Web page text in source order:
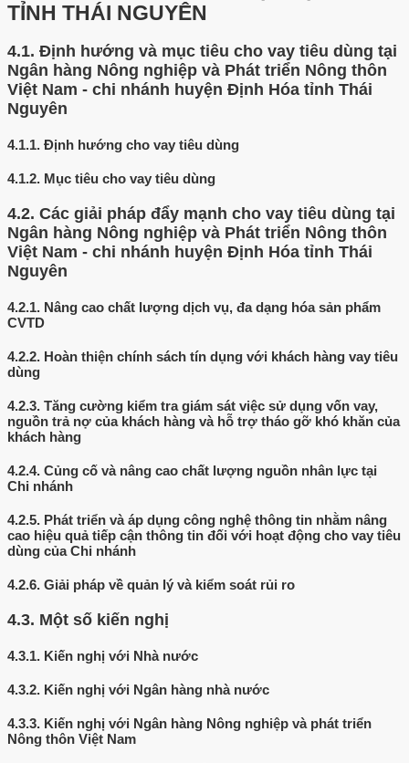
TỈNH THÁI NGUYÊN
4.1. Định hướng và mục tiêu cho vay tiêu dùng tại
Ngân hàng Nông nghiệp và Phát triển Nông thôn
Việt Nam - chi nhánh huyện Định Hóa tỉnh Thái
Nguyên
4.1.1. Định hướng cho vay tiêu dùng
4.1.2. Mục tiêu cho vay tiêu dùng
4.2. Các giải pháp đẩy mạnh cho vay tiêu dùng tại
Ngân hàng Nông nghiệp và Phát triển Nông thôn
Việt Nam - chi nhánh huyện Định Hóa tỉnh Thái
Nguyên
4.2.1. Nâng cao chất lượng dịch vụ, đa dạng hóa sản phẩm
CVTD
4.2.2. Hoàn thiện chính sách tín dụng với khách hàng vay tiêu
dùng
4.2.3. Tăng cường kiểm tra giám sát việc sử dụng vốn vay,
nguồn trả nợ của khách hàng và hỗ trợ tháo gỡ khó khăn của
khách hàng
4.2.4. Củng cố và nâng cao chất lượng nguồn nhân lực tại
Chi nhánh
4.2.5. Phát triển và áp dụng công nghệ thông tin nhằm nâng
cao hiệu quả tiếp cận thông tin đối với hoạt động cho vay tiêu
dùng của Chi nhánh
4.2.6. Giải pháp về quản lý và kiểm soát rủi ro
4.3. Một số kiến nghị
4.3.1. Kiến nghị với Nhà nước
4.3.2. Kiến nghị với Ngân hàng nhà nước
4.3.3. Kiến nghị với Ngân hàng Nông nghiệp và phát triển
Nông thôn Việt Nam